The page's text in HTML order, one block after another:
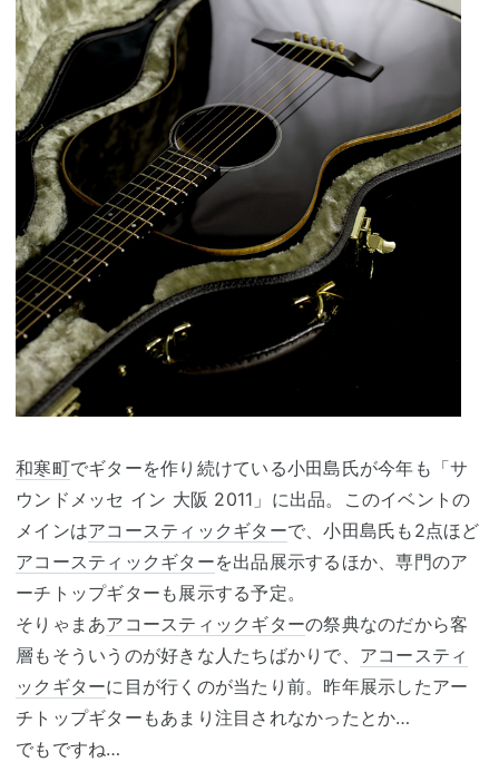
和寒町でギターを作り続けている小田島氏が今年も「サ
ウンドメッセ イン 大阪 2011」に出品。このイベントの
メインはアコースティックギターで、小田島氏も2点ほど
アコースティックギターを出品展示するほか、専門のア
ーチトップギターも展示する予定。
そりゃまあアコースティックギターの祭典なのだから客
層もそういうのが好きな人たちばかりで、 アコースティ
ックギターに目が行くのが当たり前。昨年展示したアー
チトップギターもあまり注目されなかったとか…
でもですね…